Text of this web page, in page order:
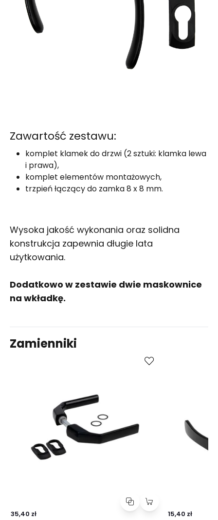
Zawartość zestawu:
komplet klamek do drzwi (2 sztuki: klamka lewa
i prawa),
komplet elementów montażowych,
trzpień łączący do zamka 8 x 8 mm.
Wysoka jakość wykonania oraz solidna
konstrukcja zapewnia długie lata
użytkowania.
Dodatkowo w zestawie dwie maskownice
na wkładkę.
Zamienniki
Kup
35,40 zł 15,40 zł